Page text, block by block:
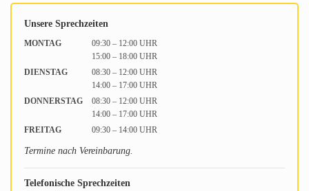
Unsere Sprechzeiten
MONTAG
09:30 – 12:00 UHR
15:00 – 18:00 UHR
DIENSTAG
08:30 – 12:00 UHR
14:00 – 17:00 UHR
DONNERSTAG
08:30 – 12:00 UHR
14:00 – 17:00 UHR
FREITAG
09:30 – 14:00 UHR
Termine nach Vereinbarung.
Telefonische Sprechzeiten